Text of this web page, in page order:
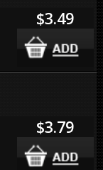
$3.49
$3.79